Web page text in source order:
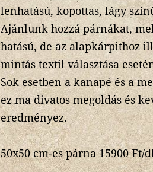
lenhatású, kopottas, lágy
Ajánlunk hozzá párnákat,
hatású, de az alapkárpithoz
mintás textil választása
Sok esetben a kanapé és a
ez ma divatos megoldás és
eredményez.
50x50 cm-es párna 15900